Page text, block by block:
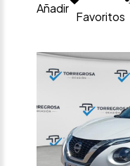
Añadir
Favoritos